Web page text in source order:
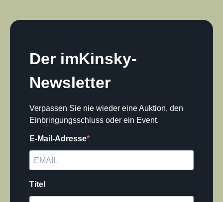
Der imKinsky-
Newsletter
Verpassen Sie nie wieder eine Auktion, den
Einbringungsschluss oder ein Event.
E-Mail-Adresse
Titel